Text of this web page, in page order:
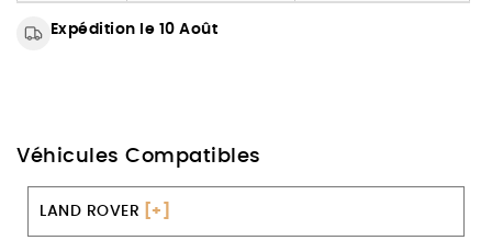
Expédition le 10 Août
Véhicules Compatibles
LAND ROVER [+]